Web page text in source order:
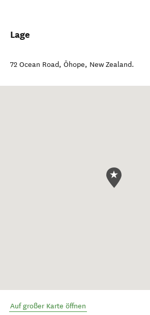
Lage
72 Ocean Road, Ōhope, New Zealand.
Auf großer Karte öffnen